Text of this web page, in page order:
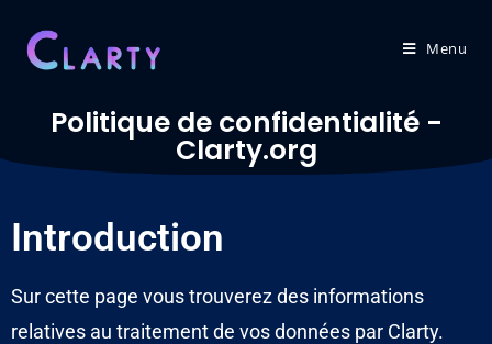
Menu
Politique de confidentialité -
Clarty.org
Introduction
Sur cette page vous trouverez des informations
relatives au traitement de vos données par Clarty.